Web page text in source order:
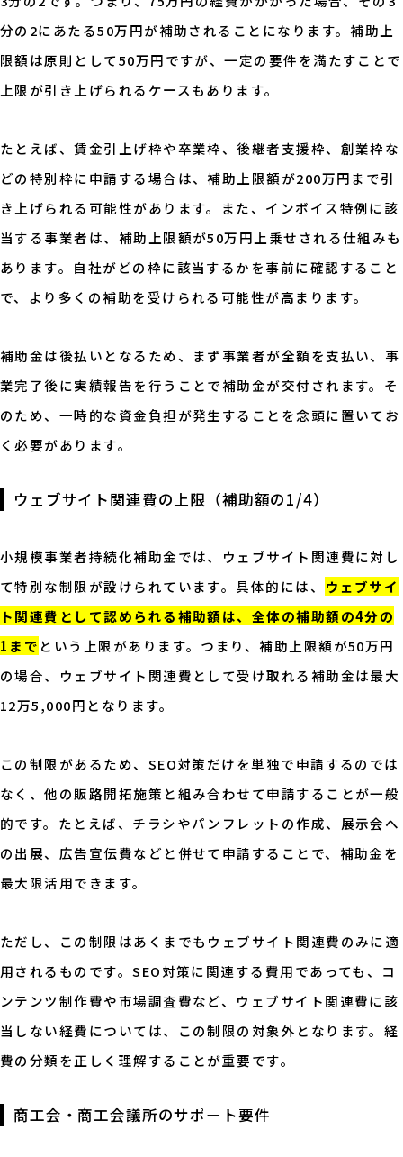
分の2にあたる50万円が補助されることになります。補助上
限額は原則として50万円ですが、一定の要件を満たすことで
上限が引き上げられるケースもあります。
たとえば、賃金引上げ枠や卒業枠、後継者支援枠、創業枠な
どの特別枠に申請する場合は、補助上限額が200万円まで引
き上げられる可能性があります。また、インボイス特例に該
当する事業者は、補助上限額が50万円上乗せされる仕組みも
あります。自社がどの枠に該当するかを事前に確認すること
で、より多くの補助を受けられる可能性が高まります。
補助金は後払いとなるため、まず事業者が全額を支払い、事
業完了後に実績報告を行うことで補助金が交付されます。そ
のため、一時的な資金負担が発生することを念頭に置いてお
く必要があります。
ウェブサイト関連費の上限（補助額の1/4）
小規模事業者持続化補助金では、ウェブサイト関連費に対し
て特別な制限が設けられています。具体的には、 ウェブサイ
ト関連費として認められる補助額は、全体の補助額の4分の
1まで という上限があります。つまり、補助上限額が50万円
の場合、ウェブサイト関連費として受け取れる補助金は最大
12万5,000円となります。
この制限があるため、SEO対策だけを単独で申請するのでは
なく、他の販路開拓施策と組み合わせて申請することが一般
的です。たとえば、チラシやパンフレットの作成、展示会へ
の出展、広告宣伝費などと併せて申請することで、補助金を
最大限活用できます。
ただし、この制限はあくまでもウェブサイト関連費のみに適
用されるものです。SEO対策に関連する費用であっても、コ
ンテンツ制作費や市場調査費など、ウェブサイト関連費に該
当しない経費については、この制限の対象外となります。経
費の分類を正しく理解することが重要です。
商工会・商工会議所のサポート要件